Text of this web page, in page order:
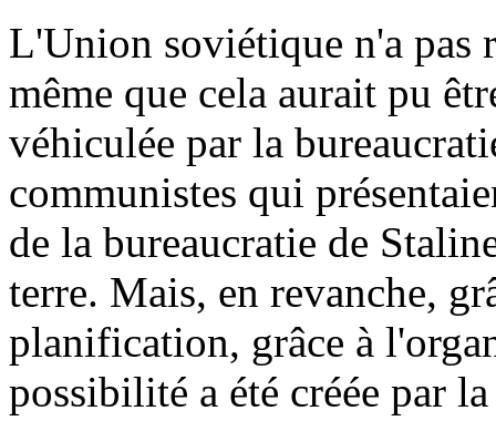
L'Union soviétique n'a pas
même que cela aurait pu
véhiculée par la
communistes qui
de la bureaucratie de
terre. Mais, en revanche,
planification, grâce à
possibilité a été créée par